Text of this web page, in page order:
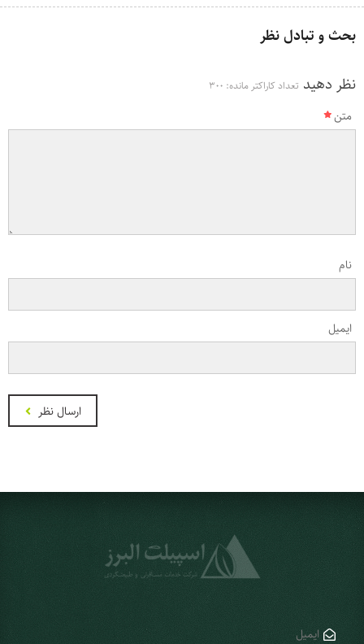
بحث و تبادل نظر
نظر دهید تعداد کاراکتر مانده: 300
متن
نام
ایمیل
ارسال نظر